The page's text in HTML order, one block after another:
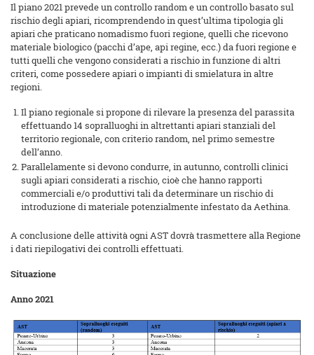
Il piano 2021 prevede un controllo random e un controllo basato sul
rischio degli apiari, ricomprendendo in quest’ultima tipologia gli
apiari che praticano nomadismo fuori regione, quelli che ricevono
materiale biologico (pacchi d’ape, api regine, ecc.) da fuori regione e
tutti quelli che vengono considerati a rischio in funzione di altri
criteri, come possedere apiari o impianti di smielatura in altre
regioni.
Il piano regionale si propone di rilevare la presenza del parassita
effettuando 14 sopralluoghi in altrettanti apiari stanziali del
territorio regionale, con criterio random, nel primo semestre
dell’anno.
Parallelamente si devono condurre, in autunno, controlli clinici
sugli apiari considerati a rischio, cioè che hanno rapporti
commerciali e/o produttivi tali da determinare un rischio di
introduzione di materiale potenzialmente infestato da Aethina.
A conclusione delle attività ogni AST dovrà trasmettere alla Regione
i dati riepilogativi dei controlli effettuati.
Situazione
Anno 2021